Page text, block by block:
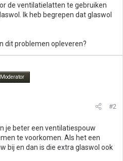
de ventilatielatten te gebruiken
Ik heb begrepen dat glaswol
dit problemen opleveren?
Moderator
#2
je beter een ventilatiespouw
te voorkomen. Als het een
bij en dan is die extra glaswol ook